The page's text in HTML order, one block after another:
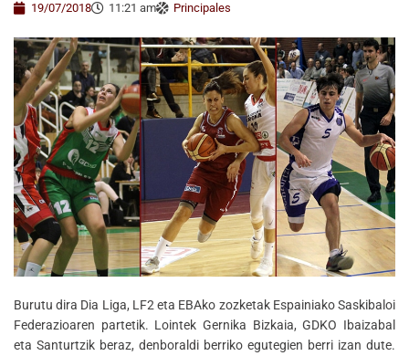
19/07/2018 11:21 am Principales
Burutu dira Dia Liga, LF2 eta EBAko zozketak Espainiako Saskibaloi
Federazioaren partetik. Lointek Gernika Bizkaia, GDKO Ibaizabal
eta Santurtzik beraz, denboraldi berriko egutegien berri izan dute.